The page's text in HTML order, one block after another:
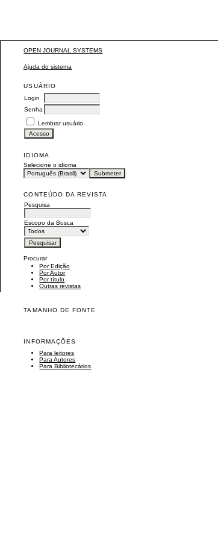
OPEN JOURNAL SYSTEMS
Ajuda do sistema
USUÁRIO
Login
Senha
Lembrar usuário
IDIOMA
Selecione o idioma
CONTEÚDO DA REVISTA
Pesquisa
Escopo da Busca
Procurar
Por Edição
Por Autor
Por título
Outras revistas
TAMANHO DE FONTE
INFORMAÇÕES
Para leitores
Para Autores
Para Bibliotecários